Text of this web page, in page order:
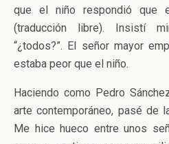
que el niño respondió que
(traducción libre). Insistí
“¿todos?”. El señor mayor
estaba peor que el niño.
Haciendo como Pedro
arte contemporáneo, pasé de
Me hice hueco entre unos